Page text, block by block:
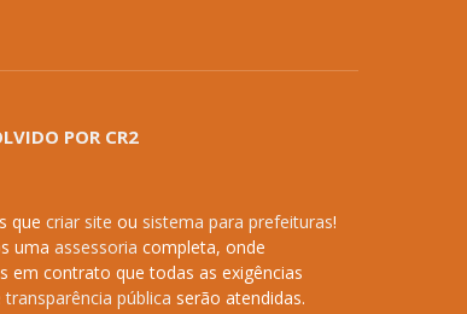
POR CR2
que criar site ou sistema para prefeituras!
uma assessoria completa, onde
em contrato que todas as exigências
transparência pública serão atendidas.